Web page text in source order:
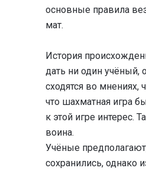
основные правила
мат.
История
дать ни один учёный,
сходятся во
что шахматная игра
к этой игре интерес.
воина.
Учёные
сохранились, однако